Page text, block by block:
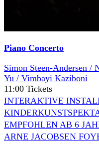
Piano Concerto
Simon Steen-Andersen /
Yu / Vimbayi Kaziboni
11:00 Tickets
INTERAKTIVE
EMPFOHLEN AB 6
ARNE JACOBSEN